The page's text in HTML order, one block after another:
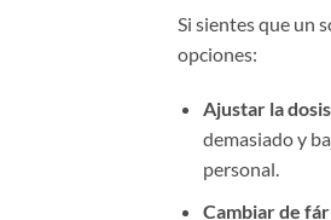
Si sientes que un
opciones:
Ajustar la
demasiado y
personal.
Cambiar de